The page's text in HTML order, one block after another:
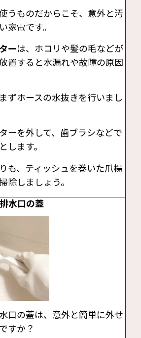
うものだからこそ、意外と汚
家電です。
ーは、ホコリや髪の毛などが
置すると水漏れや故障の原因
ずホースの水抜きを行いまし
ーを外して、歯ブラシなどで
します。
も、ティッシュを巻いた爪楊
除しましょう。
水口の蓋
口の蓋は、意外と簡単に外せ
すか？